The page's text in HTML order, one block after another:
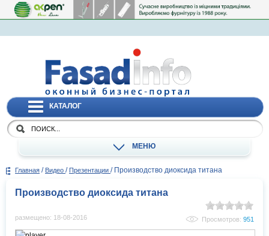
КАТАЛОГ
МЕНЮ
Главная / Видео / Презентации / Производство диоксида титана
Производство диоксида титана
размещено: 18-08-2016 Просмотров: 951